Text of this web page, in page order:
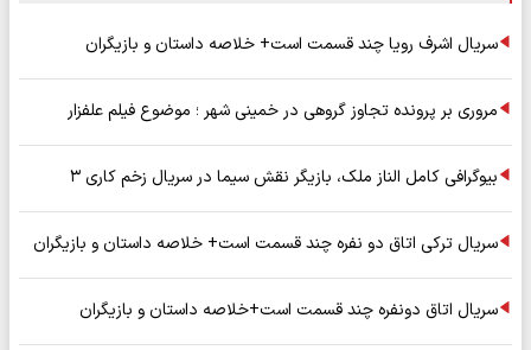
سریال اشرف رویا چند قسمت است+ خلاصه داستان و بازیگران
مروری بر پرونده تجاوز گروهی در خمینی شهر ؛ موضوع فیلم علفزار
بیوگرافی کامل الناز ملک، بازیگر نقش سیما در سریال زخم کاری ۳
سریال ترکی اتاق دو نفره چند قسمت است+ خلاصه داستان و بازیگران
سریال اتاق دونفره چند قسمت است+خلاصه داستان و بازیگران